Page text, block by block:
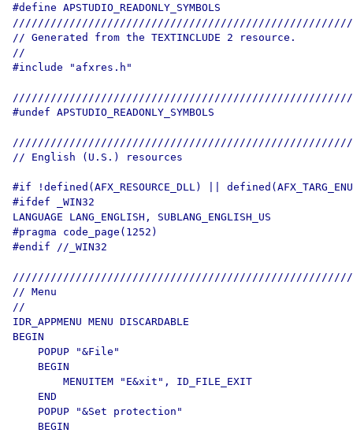
#define APSTUDIO_READONLY_SYMBOLS
// Generated from the TEXTINCLUDE 2 resource.
//
#include "afxres.h"
#undef APSTUDIO_READONLY_SYMBOLS
// English (U.S.) resources
#if !defined(AFX_RESOURCE_DLL) ||
#ifdef _WIN32
LANGUAGE LANG_ENGLISH, SUBLANG_ENGLISH_US
#pragma code_page(1252)
#endif //_WIN32
// Menu
//
IDR_APPMENU MENU DISCARDABLE
BEGIN
    POPUP "&File"
    BEGIN
        MENUITEM "E&xit", ID_FILE_EXIT
    END
    POPUP "&Set protection"
    BEGIN